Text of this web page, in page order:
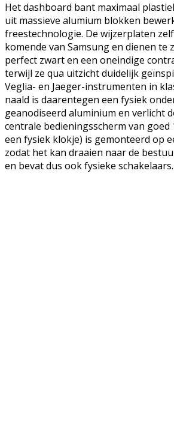
Het dashboard bant maximaal
uit massieve alumium blokken
freestechnologie. De wijzerplaten zelf
komende van Samsung en dienen te
perfect zwart en een oneindige
terwijl ze qua uitzicht duidelijk
Veglia- en Jaeger-instrumenten in
naald is daarentegen een fysiek
geanodiseerd aluminium en verlicht
centrale bedieningsscherm van goed
een fysiek klokje) is gemonteerd op
zodat het kan draaien naar de
en bevat dus ook fysieke schakelaars.